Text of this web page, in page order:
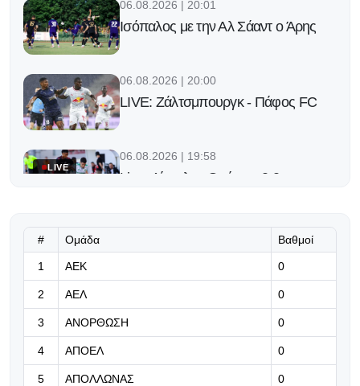
06.08.2026 | 20:01
Ισόπαλος με την Αλ Σάαντ ο Άρης
06.08.2026 | 20:00
LIVE: Ζάλτσμπουργκ - Πάφος FC
LIVE
06.08.2026 | 19:58
Live: Λίνκολν - Ομόνοια 0-0
Στο πλευρό της ομάδας ο
06.08.2026 | 19:29
Γκαρσία: «Θέλω να είμαι killer στο
06.08.2026 | 19:16
# Ομάδα Βαθμοί
1 ΑΕΚ 0
2 ΑΕΛ 0
3 ΑΝΟΡΘΩΣΗ 0
4 ΑΠΟΕΛ 0
5 ΑΠΟΛΛΩΝΑΣ 0